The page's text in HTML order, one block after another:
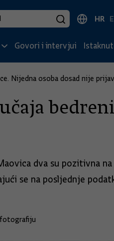
HR
Govori i intervjui
Nijedna osoba dosad nije
dva su pozitivna
se na posljednje